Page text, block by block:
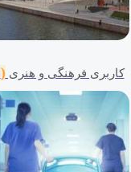
کاربری فرهنگی و هنری (131)